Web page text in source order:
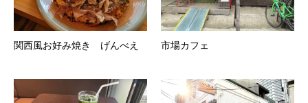
関西風お好み焼き げんべえ 市場カフェ